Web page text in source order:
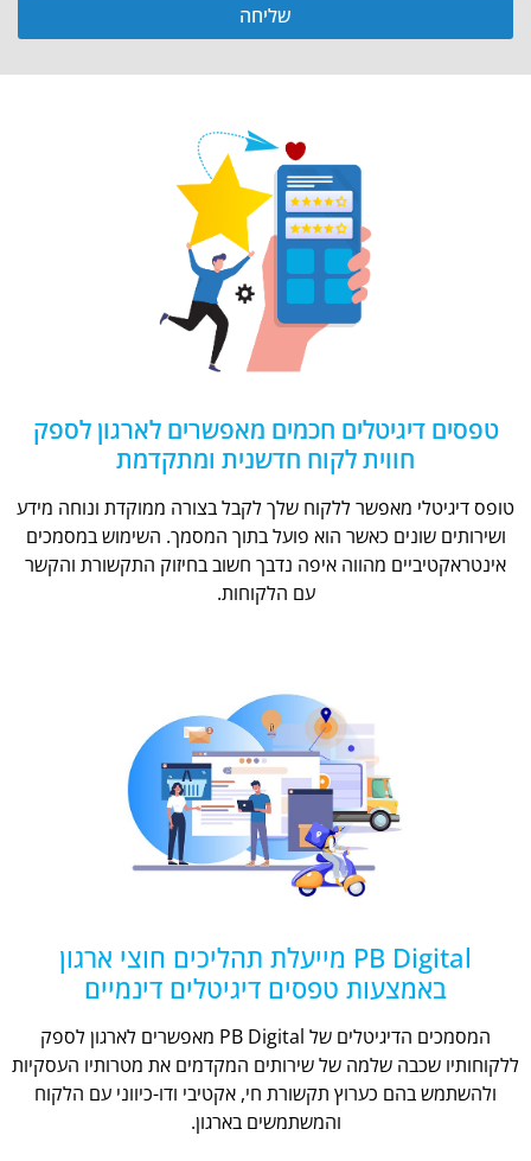
שליחה
טפסים דיגיטלים חכמים מאפשרים לארגון לספק
חווית לקוח חדשנית ומתקדמת
טופס דיגיטלי מאפשר ללקוח שלך לקבל בצורה ממוקדת ונוחה מידע
ושירותים שונים כאשר הוא פועל בתוך המסמך. השימוש במסמכים
אינטראקטיביים מהווה איפה נדבך חשוב בחיזוק התקשורת והקשר
עם הלקוחות.
PB Digital מייעלת תהליכים חוצי ארגון
באמצעות טפסים דיגיטלים דינמיים
המסמכים הדיגיטלים של PB Digital מאפשרים לארגון לספק
ללקוחותיו שכבה שלמה של שירותים המקדמים את מטרותיו העסקיות
ולהשתמש בהם כערוץ תקשורת חי, אקטיבי ודו-כיווני עם הלקוח
והמשתמשים בארגון.